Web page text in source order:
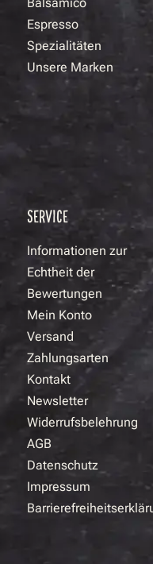
Balsamico
Espresso
Spezialitäten
Unsere Marken
SERVICE
Informationen zur
Echtheit der
Bewertungen
Mein Konto
Versand
Zahlungsarten
Kontakt
Newsletter
Widerrufsbelehrung
AGB
Datenschutz
Impressum